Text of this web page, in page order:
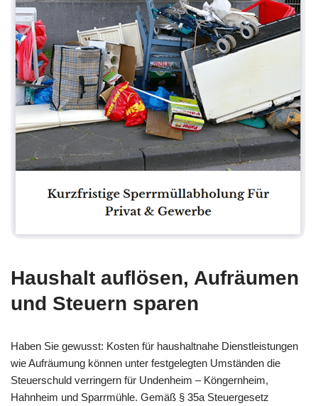
Haushalt auflösen, Aufräumen
und Steuern sparen
Haben Sie gewusst: Kosten für haushaltnahe Dienstleistungen
wie Aufräumung können unter festgelegten Umständen die
Steuerschuld verringern für Undenheim – Köngernheim,
Hahnheim und Sparrmühle. Gemäß § 35a Steuergesetz